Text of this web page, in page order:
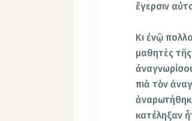
ἔγερσιν
Κι ἐνῷ
μαθητὲς
πιὰ τὸν
κατέληξαν